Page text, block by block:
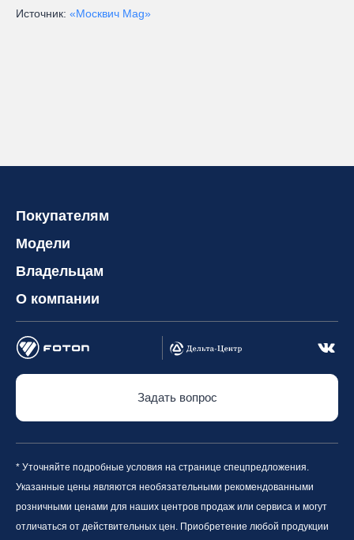
Источник: «Москвич Mag»
Покупателям
Модели
Владельцам
О компании
Задать вопрос
* Уточняйте подробные условия на странице спецпредложения.
Указанные цены являются необязательными рекомендованными
розничными ценами для наших центров продаж или сервиса и могут
отличаться от действительных цен. Приобретение любой продукции